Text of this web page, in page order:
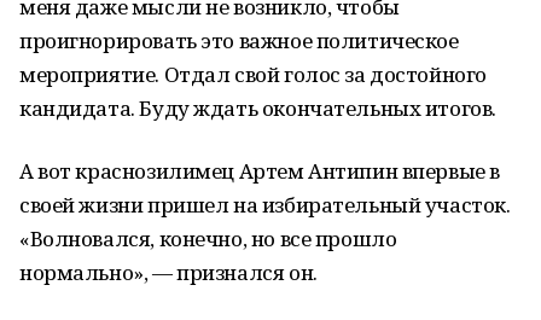
меня даже мысли не возникло, чтобы
проигнорировать это важное политическое
мероприятие. Отдал свой голос за достойного
кандидата. Буду ждать окончательных итогов.
А вот краснозилимец Артем Антипин впервые в
своей жизни пришел на избирательный участок.
«Волновался, конечно, но все прошло
нормально», — признался он.